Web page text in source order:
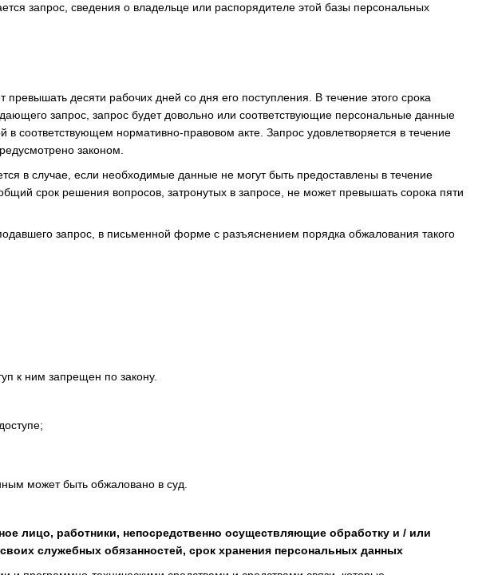
запрос, сведения о владельце или распорядителе этой базы персональных
десяти рабочих дней со дня его поступления. В течение этого срока
запрос, запрос будет довольно или соответствующие персональные данные
соответствующем нормативно-правовом акте. Запрос удовлетворяется в течение
законом.
в случае, если необходимые данные не могут быть предоставлены в течение
срок решения вопросов, затронутых в запросе, не может превышать сорока пяти
запрос, в письменной форме с разъяснением порядка обжалования такого
к ним запрещен по закону.
может быть обжаловано в суд.
лицо, работники, непосредственно осуществляющие обработку и / или
служебных обязанностей, срок хранения персональных данных